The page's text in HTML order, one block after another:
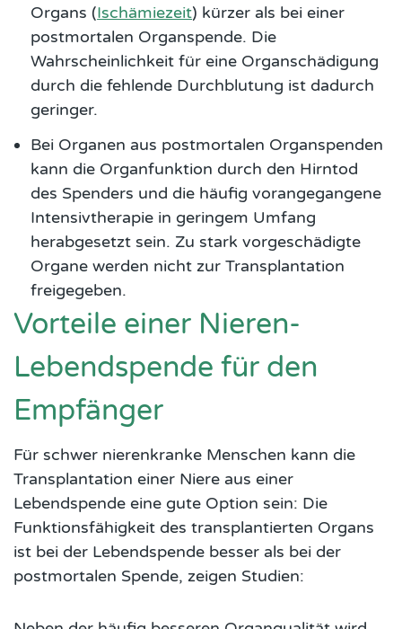
Organs (Ischämiezeit) kürzer als bei einer
postmortalen Organspende. Die
Wahrscheinlichkeit für eine Organschädigung
durch die fehlende Durchblutung ist dadurch
geringer.
Bei Organen aus postmortalen Organspenden
kann die Organfunktion durch den Hirntod
des Spenders und die häufig vorangegangene
Intensivtherapie in geringem Umfang
herabgesetzt sein. Zu stark vorgeschädigte
Organe werden nicht zur Transplantation
freigegeben.
Vorteile einer Nieren-
Lebendspende für den
Empfänger
Für schwer nierenkranke Menschen kann die
Transplantation einer Niere aus einer
Lebendspende eine gute Option sein: Die
Funktionsfähigkeit des transplantierten Organs
ist bei der Lebendspende besser als bei der
postmortalen Spende, zeigen Studien: